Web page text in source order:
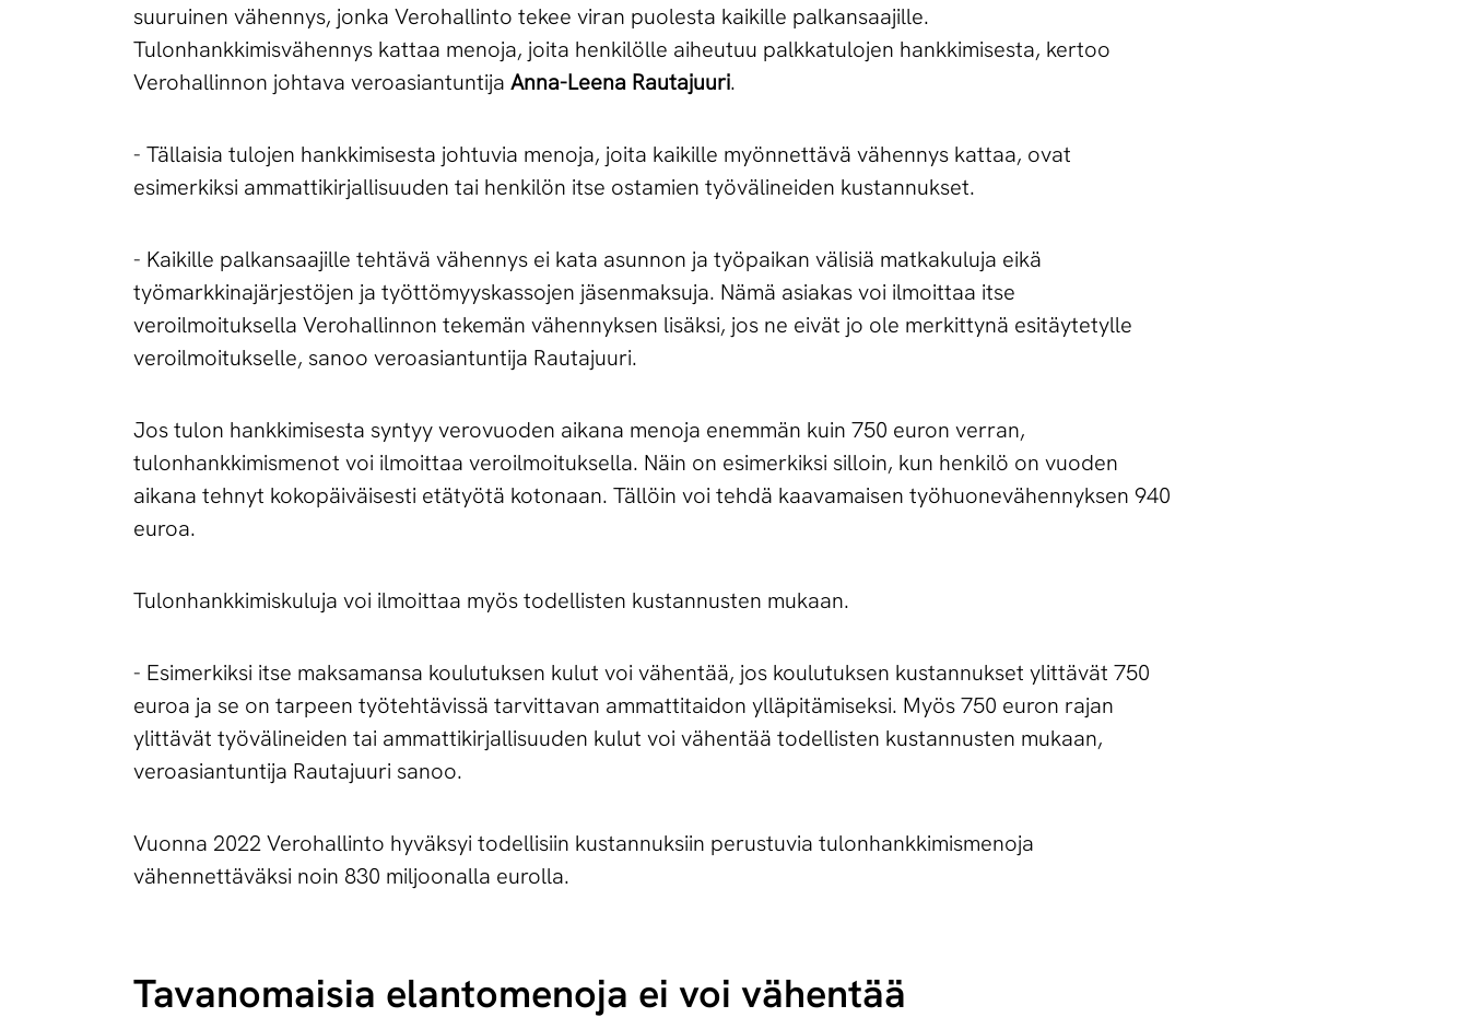
suuruinen vähennys, jonka Verohallinto tekee viran puolesta kaikille palkansaajille.
Tulonhankkimisvähennys kattaa menoja, joita henkilölle aiheutuu palkkatulojen hankkimisesta, kertoo
Verohallinnon johtava veroasiantuntija Anna-Leena Rautajuuri.
- Tällaisia tulojen hankkimisesta johtuvia menoja, joita kaikille myönnettävä vähennys kattaa, ovat
esimerkiksi ammattikirjallisuuden tai henkilön itse ostamien työvälineiden kustannukset.
- Kaikille palkansaajille tehtävä vähennys ei kata asunnon ja työpaikan välisiä matkakuluja eikä
työmarkkinajärjestöjen ja työttömyyskassojen jäsenmaksuja. Nämä asiakas voi ilmoittaa itse
veroilmoituksella Verohallinnon tekemän vähennyksen lisäksi, jos ne eivät jo ole merkittynä esitäytetylle
veroilmoitukselle, sanoo veroasiantuntija Rautajuuri.
Jos tulon hankkimisesta syntyy verovuoden aikana menoja enemmän kuin 750 euron verran,
tulonhankkimismenot voi ilmoittaa veroilmoituksella. Näin on esimerkiksi silloin, kun henkilö on vuoden
aikana tehnyt kokopäiväisesti etätyötä kotonaan. Tällöin voi tehdä kaavamaisen työhuonevähennyksen 940
euroa.
Tulonhankkimiskuluja voi ilmoittaa myös todellisten kustannusten mukaan.
- Esimerkiksi itse maksamansa koulutuksen kulut voi vähentää, jos koulutuksen kustannukset ylittävät 750
euroa ja se on tarpeen työtehtävissä tarvittavan ammattitaidon ylläpitämiseksi. Myös 750 euron rajan
ylittävät työvälineiden tai ammattikirjallisuuden kulut voi vähentää todellisten kustannusten mukaan,
veroasiantuntija Rautajuuri sanoo.
Vuonna 2022 Verohallinto hyväksyi todellisiin kustannuksiin perustuvia tulonhankkimismenoja
vähennettäväksi noin 830 miljoonalla eurolla.
Tavanomaisia elantomenoja ei voi vähentää